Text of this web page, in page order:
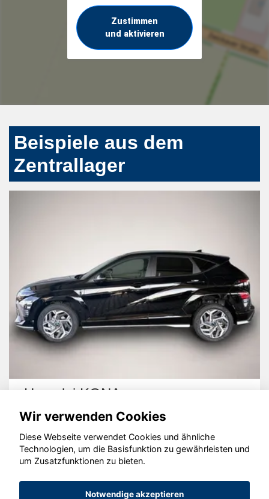
Zustimmen
und aktivieren
Beispiele aus dem
Zentrallager
KONA
© konjunkturmotor.de GmbH 2020 - 2026
Wir verwenden Cookies
Diese Webseite verwendet Cookies und ähnliche
Technologien, um die Basisfunktion zu gewährleisten und
um Zusatzfunktionen zu bieten.
Notwendige akzeptieren